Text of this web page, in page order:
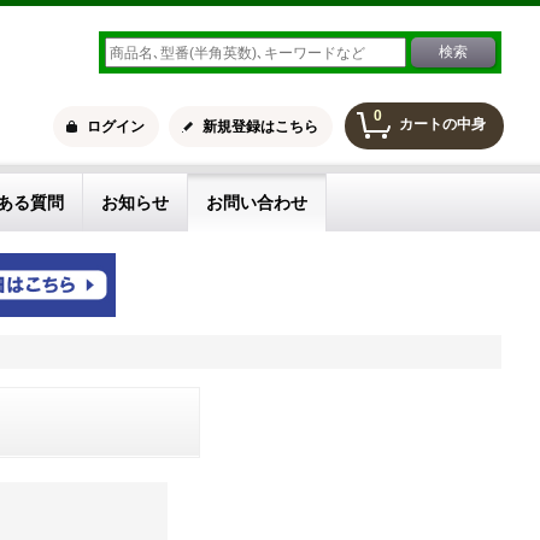
0 カートの中身
ログイン 新規登録はこちら
る質問 お知らせ お問い合わせ